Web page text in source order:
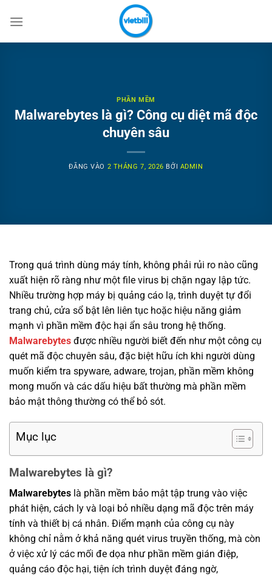
qua
PHẦN MỀM
Malwarebytes là gì? Công cụ diệt mã độc
chuyên sâu
ĐĂNG VÀO 2 THÁNG 7, 2026 BỞI ADMIN
Trong quá trình dùng máy tính, không phải rủi ro nào cũng
xuất hiện rõ ràng như một file virus bị chặn ngay lập tức.
Nhiều trường hợp máy bị quảng cáo lạ, trình duyệt tự đổi
trang chủ, cửa sổ bật lên liên tục hoặc hiệu năng giảm
mạnh vì phần mềm độc hại ẩn sâu trong hệ thống.
Malwarebytes được nhiều người biết đến như một công cụ
quét mã độc chuyên sâu, đặc biệt hữu ích khi người dùng
muốn kiểm tra spyware, adware, trojan, phần mềm không
mong muốn và các dấu hiệu bất thường mà phần mềm
bảo mật thông thường có thể bỏ sót.
Mục lục
Malwarebytes là gì?
Malwarebytes là phần mềm bảo mật tập trung vào việc
phát hiện, cách ly và loại bỏ nhiều dạng mã độc trên máy
tính và thiết bị cá nhân. Điểm mạnh của công cụ này
không chỉ nằm ở khả năng quét virus truyền thống, mà còn
ở việc xử lý các mối đe dọa như phần mềm gián điệp,
quảng cáo độc hại, tiện ích trình duyệt đáng ngờ,